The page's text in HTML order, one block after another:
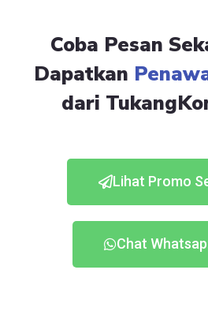
Coba Pesan
Dapatkan
dari
Lihat Promo
Chat